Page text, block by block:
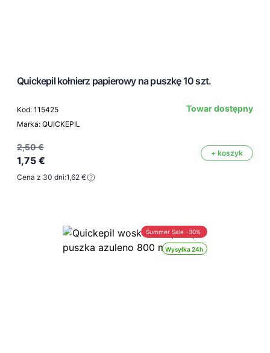
Quickepil kołnierz papierowy na puszkę 10 szt.
Kod: 115425
Marka: QUICKEPIL
Towar dostępny
2,50 €
1,75 €
+ koszyk
Cena z 30 dni:1,62 €
Wysyłka 24h
Summer Sale -30%